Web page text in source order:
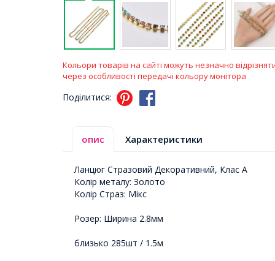
Кольори товарів на сайті можуть незначно
через особливості передачі кольору монітора
Поділитися:
опис Характеристики
Ланцюг Стразовий Декоративний, Клас А
Колір металу: Золото
Колір Страз: Мікс
Розер: Ширина 2.8мм
близько 285шт / 1.5м